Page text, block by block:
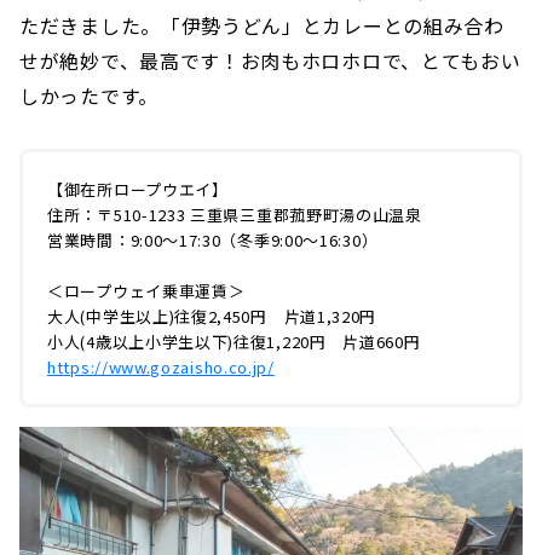
ただきました。「伊勢うどん」とカレーとの組み合わ
せが絶妙で、最高です！お肉もホロホロで、とてもおい
しかったです。
【御在所ロープウエイ】
住所：〒510-1233 三重県三重郡菰野町湯の山温泉
営業時間：9:00〜17:30（冬季9:00〜16:30）
＜ロープウェイ乗車運賃＞
大人(中学生以上)往復2,450円 片道1,320円
小人(4歳以上小学生以下)往復1,220円 片道660円
https://www.gozaisho.co.jp/